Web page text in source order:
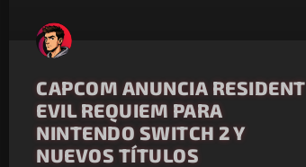
CAPCOM ANUNCIA RESIDENT
EVIL REQUIEM PARA
NINTENDO SWITCH 2 Y
NUEVOS TÍTULOS